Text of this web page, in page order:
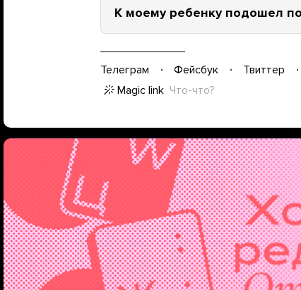
К моему ребенку подошел
Телеграм Фейсбук Твиттер
Magic link Что-что?